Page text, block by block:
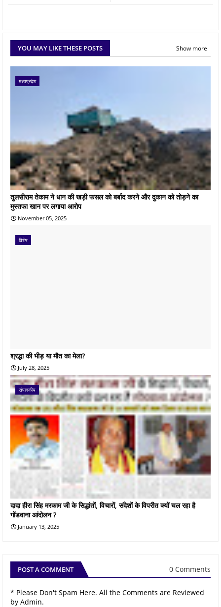
YOU MAY LIKE THESE POSTS Show more
मध्यप्रदेश
तुलसीराम तेकाम ने धान की खड़ी फसल को बर्बाद करने और दुकान को तोड़ने का
मुस्तफा खान पर लगाया आरोप
November 05, 2025
विशेष
श्रद्धा की भीड़ या मौत का मेला?
July 28, 2025
संपादकीय
दादा हीरा सिंह मरकाम जी के सिद्धांतों, विचारों, संदेशों के विपरीत क्यों चल रहा है
गोंडवाना आंदोलन ?
January 13, 2025
POST A COMMENT 0 Comments
* Please Don't Spam Here. All the Comments are Reviewed
by Admin.